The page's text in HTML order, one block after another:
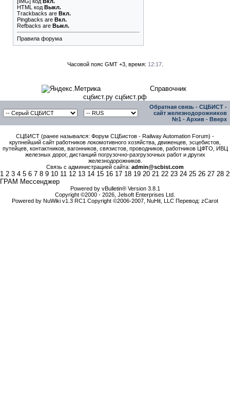
HTML код Выкл.
Trackbacks are Вкл.
Pingbacks are Вкл.
Refbacks are Выкл.
Правила форума
Часовой пояс GMT +3, время: 12:17.
Справочник
сцбист.ру сцбист.рф
Обратная связь - СЦБИСТ -
сайт железнодорожников
№1 - Архив - Вверх
СЦБИСТ (ранее назывался: Форум СЦБистов - Railway Automation Forum) -
крупнейший сайт работников локомотивного хозяйства, движенцев, эсцебистов,
путейцев, контактников, вагонников, связистов, проводников, работников ЦФТО, ИВЦ
железных дорог, дистанций погрузочно-разгрузочных работ и других
железнодорожников.
Связь с администрацией сайта: admin@scbist.com
1 2 3 4 5 6 7 8 9 10 11 12 13 14 15 16 17 18 19 20 21 22 23 24 25 26 27 28
ГРАМ Мессенджер
Powered by vBulletin® Version 3.8.1
Copyright ©2000 - 2026, Jelsoft Enterprises Ltd.
Powered by NuWiki v1.3 RC1 Copyright ©2006-2007, NuHit, LLC Перевод: zCarot